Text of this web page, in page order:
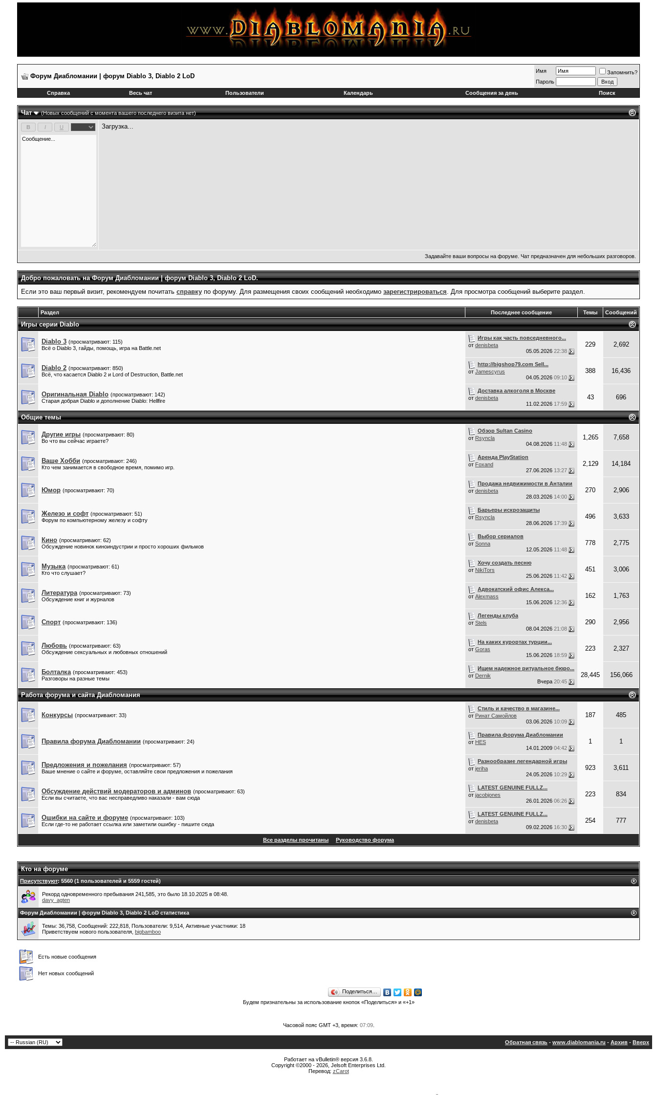
Форум Диабломании | форум Diablo 3, Diablo 2 LoD
Имя
Запомнить?
Пароль
Справка
Весь чат Пользователи Календарь Сообщения за день Поиск
Чат (Новых сообщений с момента вашего последнего визита нет)
Загрузка...
Задавайте ваши вопросы на форуме. Чат предназначен для небольших разговоров.
Добро пожаловать на Форум Диабломании | форум Diablo 3, Diablo 2 LoD.
Если это ваш первый визит, рекомендуем почитать справку по форуму. Для размещения своих сообщений необходимо зарегистрироваться. Для просмотра сообщений выберите раздел.
Раздел Последнее сообщение Темы Сообщений
Игры серии Diablo
Diablo 3 (просматривают: 115)
Всё о Diablo 3, гайды, помощь, игра на Battle.net
Игры как часть повседневного...
от denisbeta
05.05.2026 22:38
229 2,692
Diablo 2 (просматривают: 850)
Всё, что касается Diablo 2 и Lord of Destruction, Battle.net
http://bigshop79.com Sell...
от Jamescyrus
04.05.2026 09:10
388 16,436
Оригинальная Diablo (просматривают: 142)
Старая добрая Diablo и дополнение Diablo: Hellfire
Доставка алкоголя в Москве
от denisbeta
11.02.2026 17:59
43 696
Общие темы
Другие игры (просматривают: 80)
Во что вы сейчас играете?
Обзор Sultan Casino
от Rsyncla
04.08.2026 11:48
1,265 7,658
Ваше Xобби (просматривают: 246)
Кто чем занимается в свободное время, помимо игр.
Аренда PlayStation
от Foxand
27.06.2026 13:27
2,129 14,184
Юмор (просматривают: 70)
Продажа недвижимости в Анталии
от denisbeta
28.03.2026 14:00
270 2,906
Железо и софт (просматривают: 51)
Форум по компьютерному железу и софту
Барьеры искрозащиты
от Rsyncla
28.06.2026 17:39
496 3,633
Кино (просматривают: 62)
Обсуждение новинок киноиндустрии и просто хороших фильмов
Выбор сериалов
от Sonna
12.05.2026 11:48
778 2,775
Музыка (просматривают: 61)
Кто что слушает?
Хочу создать песню
от NikiTors
25.06.2026 11:42
451 3,006
Литература (просматривают: 73)
Обсуждение книг и журналов
Адвокатский офис Алекса...
от Alexmass
15.06.2026 12:36
162 1,763
Спорт (просматривают: 136)
Легенды клуба
от Stels
08.04.2026 21:08
290 2,956
Любовь (просматривают: 63)
Обсуждение сексуальных и любовных отношений
На каких курортах турции...
от Goras
15.06.2026 18:59
223 2,327
Болталка (просматривают: 453)
Разговоры на разные темы
Ищем надежное ритуальное бюро...
от Dernik
Вчера 20:45
28,445 156,066
Работа форума и сайта Диабломания
Конкурсы (просматривают: 33)
Стиль и качество в магазине...
от Ринат Самойлов
03.06.2026 10:09
187 485
Правила форума Диабломании (просматривают: 24)
Правила форума Диабломании
от HES
14.01.2009 04:42
1 1
Предложения и пожелания (просматривают: 57)
Ваше мнение о сайте и форуме, оставляйте свои предложения и пожелания
Разнообразие легендарной игры
от jeriha
24.05.2026 10:29
923 3,611
Обсуждение действий модераторов и админов (просматривают: 63)
Если вы считаете, что вас несправедливо наказали - вам сюда
LATEST GENUINE FULLZ...
от jacobjones
26.01.2026 06:26
223 834
Ошибки на сайте и форуме (просматривают: 103)
Если где-то не работает ссылка или заметили ошибку - пишите сюда
LATEST GENUINE FULLZ...
от denisbeta
09.02.2026 16:30
254 777
Все разделы прочитаны Руководство форума
Кто на форуме
Присутствуют: 5560 (1 пользователей и 5559 гостей)
Рекорд одновременного пребывания 241,585, это было 18.10.2025 в 08:48.
davy_agten
Форум Диабломании | форум Diablo 3, Diablo 2 LoD статистика
Темы: 36,758, Сообщений: 222,818, Пользователи: 9,514, Активные участники: 18
Приветствуем нового пользователя, bigbamboo
Есть новые сообщения
Нет новых сообщений
Поделиться…
Будем признательны за использование кнопок «Поделиться» и «+1»
Часовой пояс GMT +3, время: 07:09.
Обратная связь - www.diablomania.ru - Архив - Вверх
Работает на vBulletin® версия 3.6.8.
Copyright ©2000 - 2026, Jelsoft Enterprises Ltd.
Перевод: zCarot